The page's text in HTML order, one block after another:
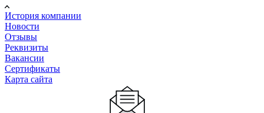
История компании
Новости
Отзывы
Реквизиты
Вакансии
Сертификаты
Карта сайта